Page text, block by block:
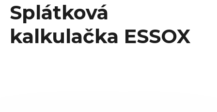
Splátková
kalkulačka ESSOX